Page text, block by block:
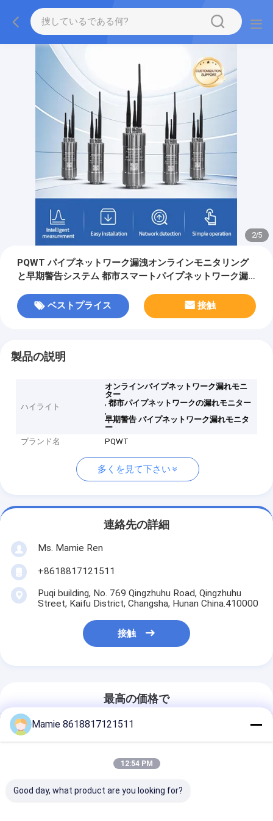
2/5
PQWT パイプネットワーク漏洩オンラインモニタリング
と早期警告システム 都市スマートパイプネットワーク漏
ベストプライス
接触
製品の説明
ハイライト
オンラインパイプネットワーク漏れモニ
ター
,都市パイプネットワークの漏れモニター
,
早期警告 パイプネットワーク漏れモニタ
ー
ブランド名
PQWT
多くを見て下さい
連絡先の詳細
Ms. Mamie Ren
+8618817121511
Puqi building, No. 769 Qingzhuhu Road, Qingzhuhu
Street, Kaifu District, Changsha, Hunan China.410000
接触
最高の価格で
PQWT パイプネットワーク漏洩オン
ム 都市スマートパイプネットワーク
Mamie 8618817121511
12:54 PM
Good day, what product are you looking for?